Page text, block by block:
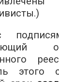
этого